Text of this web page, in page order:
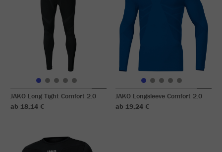
JAKO Long Tight Comfort 2.0
ab 18,14 €
JAKO Longsleeve Comfort 2.0
ab 19,24 €